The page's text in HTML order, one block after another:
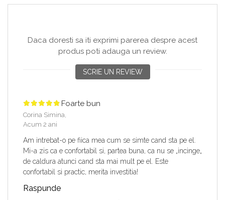
Daca doresti sa iti exprimi parerea despre acest
produs poti adauga un review.
SCRIE UN REVIEW
Foarte bun
Corina Simina,
Acum 2 ani
Am intrebat-o pe fiica mea cum se simte cand sta pe el.
Mi-a zis ca e confortabil si, partea buna, ca nu se „incinge„
de caldura atunci cand sta mai mult pe el. Este
confortabil si practic, merita investitia!
Raspunde